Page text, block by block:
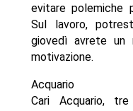
evitare polemiche
Sul lavoro,
giovedì avrete
motivazione.
Acquario
Cari Acquario,